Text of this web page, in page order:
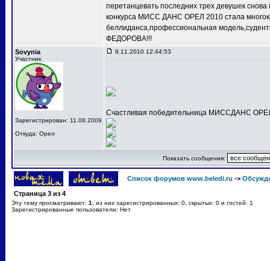
перетанцевать последних трех девушек
конкурса МИСС ДАНС ОРЕЛ 2010 стала
беллиданса,профессиональная
ФЕДОРОВА!!!
Sovynia
Участник
Зарегистрирован: 11.08.2009
Откуда: Орел
9.11.2010 12:44:53
Счастливая победительница МИССДАНС
Показать сообщения:
Список форумов www.beledi.ru ->
Страница 3 из 4
Эту тему просматривают: 1
, из них зарегистрированных: 0, скрытых: 0 и гостей: 1
Зарегистрированные пользователи: Нет